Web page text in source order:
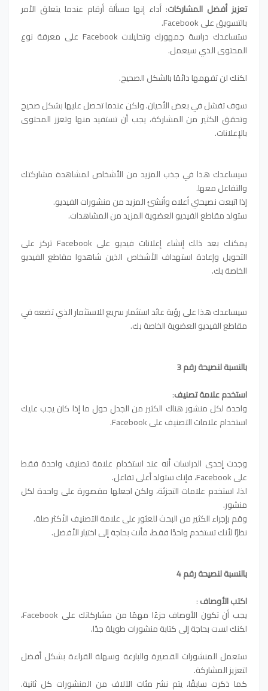
تعزيز أفضل المشاركات: أداء إنها مسألة أرقام عندما يتعلق الأمر
بالتسويق على Facebook.
ستساعدك دراسة جمهورك وتحليلات Facebook على معرفة نوع
المحتوى الذي سيعمل.
لكنك لن تفهمها دائمًا بالشكل الصحيح.
سوف تفشل في بعض الأحيان. ولكن عندما تحصل عليها بشكل صحيح
وتحقق الكثير من المشاركة، يجب أن تستفيد منها وتعزز المحتوى
بالإعلانات.
سيساعدك هذا في جذب المزيد من الأشخاص لمشاهدة مشاركتك
والتفاعل معها.
إذا اتبعت نصيحتي أعلاه وأنشئ المزيد من منشورات الفيديو.
ستولد مقاطع الفيديو العضوية المزيد من المشاهدات.
يمكنك بعد ذلك إنشاء إعلانات فيديو على Facebook تركز على
التحويل وإعادة استهداف الأشخاص الذين شاهدوا مقاطع الفيديو
الخاصة بك.
سيساعدك هذا على رؤية عائد استثمار سريع للاستثمار الذي تضعه في
مقاطع الفيديو العضوية الخاصة بك.
بالنسبة لنصيحة رقم 3
استخدم علامة تصنيف:
واحدة لكل منشور هناك الكثير من الجدل حول ما إذا كان يجب عليك
استخدام علامات التصنيف على Facebook.
وجدت إحدى الدراسات أنه عند استخدام علامة تصنيف واحدة فقط
على Facebook، فإنك ستولد أعلى تفاعل.
لذا، استخدم علامات التجزئة، ولكن اجعلها مقصورة على واحدة لكل
منشور.
وقم بإجراء الكثير من البحث للعثور على علامة التصنيف الأكثر صلة.
نظرًا لأنك تستخدم واحدًا فقط، فأنت بحاجة إلى اختيار الأفضل.
بالنسبة لنصيحة رقم 4
اكتب الأوصاف:
يجب أن تكون الأوصاف جزءًا مهمًا من مشاركاتك على Facebook،
لكنك لست بحاجة إلى كتابة منشورات طويلة جدًا.
ستعمل المنشورات القصيرة والبارعة وسهلة القراءة بشكل أفضل
لتعزيز المشاركة.
كما ذكرت سابقًا، يتم نشر مئات الآلاف من المنشورات كل ثانية.